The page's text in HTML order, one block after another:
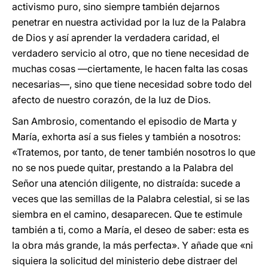
activismo puro, sino siempre también dejarnos
penetrar en nuestra actividad por la luz de la Palabra
de Dios y así aprender la verdadera caridad, el
verdadero servicio al otro, que no tiene necesidad de
muchas cosas —ciertamente, le hacen falta las cosas
necesarias—, sino que tiene necesidad sobre todo del
afecto de nuestro corazón, de la luz de Dios.
San Ambrosio, comentando el episodio de Marta y
María, exhorta así a sus fieles y también a nosotros:
«Tratemos, por tanto, de tener también nosotros lo que
no se nos puede quitar, prestando a la Palabra del
Señor una atención diligente, no distraída: sucede a
veces que las semillas de la Palabra celestial, si se las
siembra en el camino, desaparecen. Que te estimule
también a ti, como a María, el deseo de saber: esta es
la obra más grande, la más perfecta». Y añade que «ni
siquiera la solicitud del ministerio debe distraer del